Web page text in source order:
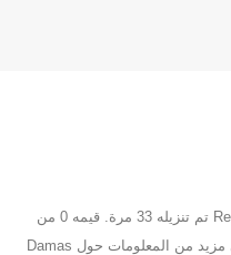
** Damas Regular ** هو Regular TrueType تم تنزيله 33 مرة. قيمه 0 من
المستخدمين 0.0 من 5. يمكنك العثور على مزيد من المعلومات حول Damas